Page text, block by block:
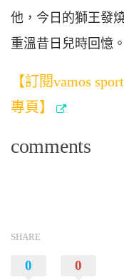
他，今日的獅王發
重溫昔日兒時回憶。
【訂閱vamos
專頁】
comments
SHARE
0 0